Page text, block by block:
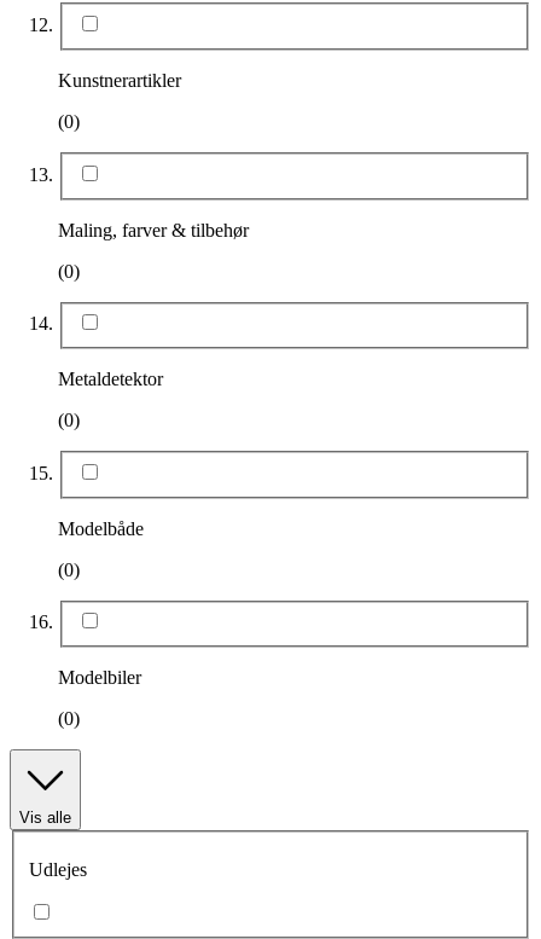
Kunstnerartikler
(0)
Maling, farver & tilbehør
(0)
Metaldetektor
(0)
Modelbåde
(0)
Modelbiler
(0)
Vis alle
Udlejes